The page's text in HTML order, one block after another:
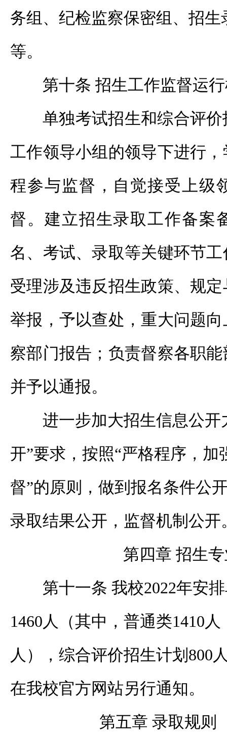
务组、纪检监察保密组、招
等。
第十条 招生工作监督运
单独考试招生和综合评
工作领导小组的领导下进行
程参与监督，自觉接受上级
督。建立招生录取工作备案
名、考试、录取等关键环节
受理涉及违反招生政策、规
举报，予以查处，重大问题
察部门报告；负责督察各职
并予以通报。
进一步加大招生信息公开
开”要求，按照“严格程序，加
督”的原则，做到报名条件公
录取结果公开，监督机制公开
第四章 招生
第十一条 我校2022年安
1460人（其中，普通类1410人
人），综合评价招生计划 800
在我校官方网站另行通知。
第五章 录取规则